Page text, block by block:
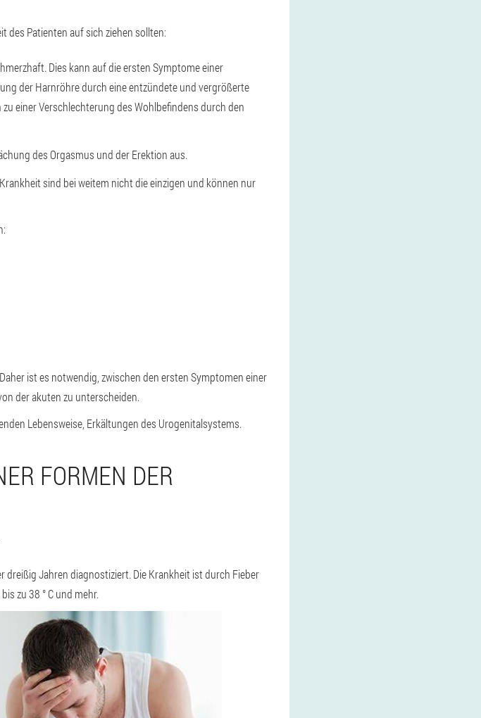
des Patienten auf sich ziehen sollten:
Dies kann auf die ersten Symptome einer
der Harnröhre durch eine entzündete und vergrößerte
einer Verschlechterung des Wohlbefindens durch den
des Orgasmus und der Erektion aus.
sind bei weitem nicht die einzigen und können nur
ist es notwendig, zwischen den ersten Symptomen einer
der akuten zu unterscheiden.
Lebensweise, Erkältungen des Urogenitalsystems.
FORMEN DER
dreißig Jahren diagnostiziert. Die Krankheit ist durch Fieber
zu 38 ° C und mehr.